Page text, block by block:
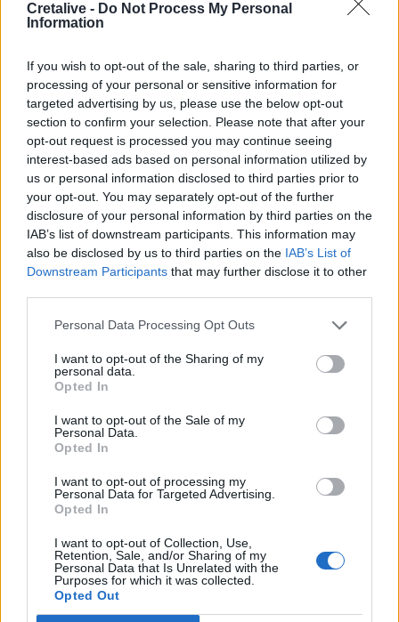
Cretalive - Do Not Process My Personal
Information
If you wish to opt-out of the sale, sharing to third parties, or
processing of your personal or sensitive information for
targeted advertising by us, please use the below opt-out
section to confirm your selection. Please note that after your
opt-out request is processed you may continue seeing
interest-based ads based on personal information utilized by
us or personal information disclosed to third parties prior to
your opt-out. You may separately opt-out of the further
disclosure of your personal information by third parties on the
IAB’s list of downstream participants. This information may
also be disclosed by us to third parties on the IAB’s List of
Downstream Participants that may further disclose it to other
Personal Data Processing Opt Outs
I want to opt-out of the Sharing of my
personal data.
Opted In
I want to opt-out of the Sale of my
Personal Data.
Opted In
I want to opt-out of processing my
Personal Data for Targeted Advertising.
Opted In
I want to opt-out of Collection, Use,
Retention, Sale, and/or Sharing of my
Personal Data that Is Unrelated with the
Purposes for which it was collected.
Opted Out
Ενισχύθηκαν οι πυροσβεστικές δυνάμεις στην πυρκαγιά
17:40
Χανιά: «4 Εποχές στον Δήμο Πλατανιά» - Εγκαίνια
Ομαδικής Έκθεσης Ζωγραφικής & Φωτογραφίας
17:37
Πυρκαγιά σε έκταση με χαμηλή βλάστηση στο
Μαρκόπουλο Αττικής
17:32
Ελληνικός Ερυθρός Σταυρός: Τι πρέπει να περιέχει ένα
φαρμακείο διακοπών
Aποκαλύψεις σοκ για απειλές θανάτου στο Μουντιάλ:
Δήμος Πλατανιά: Συνεχίζονται οι καλοκαιρινές
εκδηλώσεις “Πολιτιστικό Καλοκαίρι 2026, 16ο Φεστιβάλ
Γη - Πολιτισμός- Τουρισμός”
Δήμος Ανωγείων: Ένταξη έργου αγροτικής οδοποιίας στο
Στρατηγικό Σχέδιο ΚΑΠ 2023–2027
Σε κατάσταση κινητοποίησης αύριο Σάββατο η Κρήτη
λόγω πολύ υψηλού κινδύνου πυρκαγιάς